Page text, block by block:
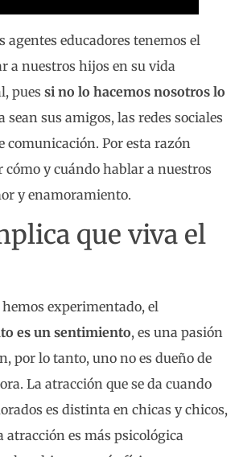
agentes educadores tenemos el
a nuestros hijos en su vida
puessi no lo hacemos nosotros lo
sean sus amigos, las redes sociales
comunicación. Por esta razón
cómo y cuándo hablar a nuestros
y enamoramiento.
que viva el
experimentado, el
es un sentimiento, es una pasión
por lo tanto, uno no es dueño de
La atracción que se da cuando
es distinta en chicas y chicos,
atracción es más psicológica